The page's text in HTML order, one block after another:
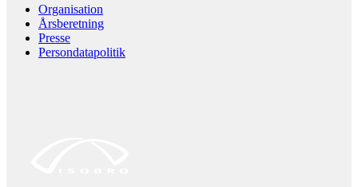
Organisation
Årsberetning
Presse
Persondatapolitik